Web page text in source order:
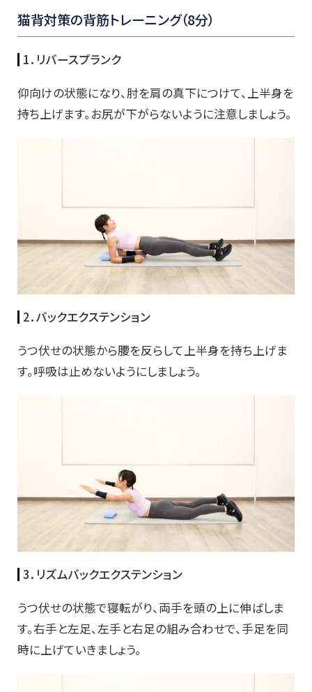
猫背対策の背筋トレーニング（8分）
1．リバースプランク
仰向けの状態になり、肘を肩の真下につけて、上半身を
持ち上げます。お尻が下がらないように注意しましょう。
2．バックエクステンション
うつ伏せの状態から腰を反らして上半身を持ち上げま
す。呼吸は止めないようにしましょう。
3．リズムバックエクステンション
うつ伏せの状態で寝転がり、両手を頭の上に伸ばしま
す。右手と左足、左手と右足の組み合わせで、手足を同
時に上げていきましょう。